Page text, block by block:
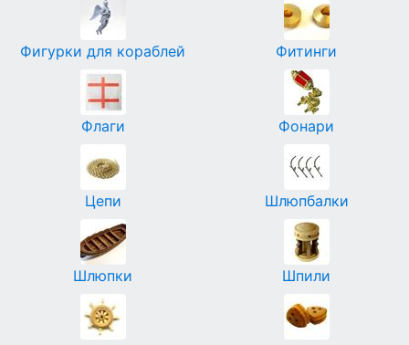
Фигурки для кораблей Фитинги
Флаги Фонари
Цепи Шлюпбалки
Шлюпки Шпили